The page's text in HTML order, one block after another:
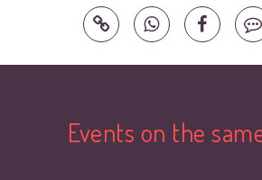
Events on the